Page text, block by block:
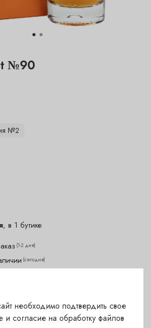
№90
, в 1 бутике
(сегодня)
(1-2 дня)
заказ
под заказ
необходимо подтвердить свое
и согласие на обработку файлов